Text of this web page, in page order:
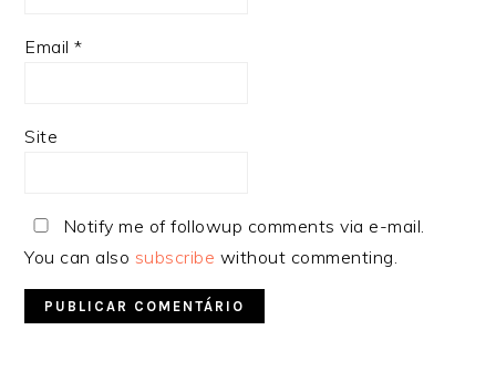
Email*
Site
Notify me of followup comments via e-mail.
You can also subscribe without commenting.